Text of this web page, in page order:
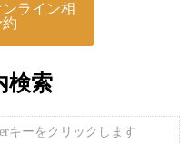
ライン相
検索